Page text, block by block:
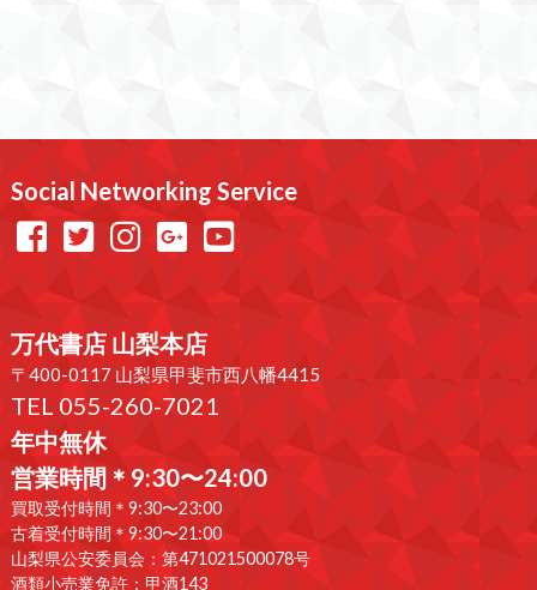
Social Networking Service
万代書店 山梨本店
〒400-0117 山梨県甲斐市西八幡4415
TEL 055-260-7021
年中無休
営業時間＊9:30〜24:00
買取受付時間＊9:30〜23:00
古着受付時間＊9:30〜21:00
山梨県公安委員会：第471021500078号
酒類小売業免許：甲酒143